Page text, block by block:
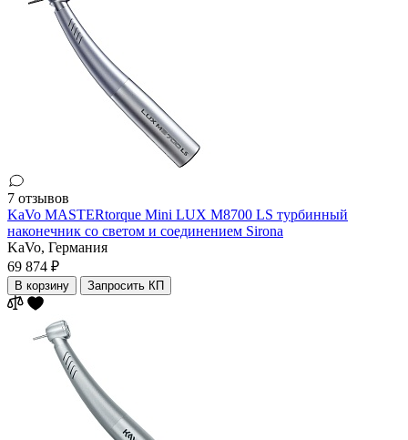
7 отзывов
KaVo MASTERtorque Mini LUX M8700 LS турбинный
наконечник со светом и cоединением Sirona
KaVo, Германия
69 874 ₽
В корзину Запросить КП